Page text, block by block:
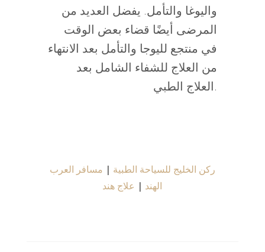
واليوغا والتأمل. يفضل العديد من
المرضى أيضًا قضاء بعض الوقت
في منتجع لليوجا والتأمل بعد الانتهاء
من العلاج للشفاء الشامل بعد
العلاج الطبي.
ركن الخليج للسياحة الطبية | مسافر العرب
الهند | علاج هند